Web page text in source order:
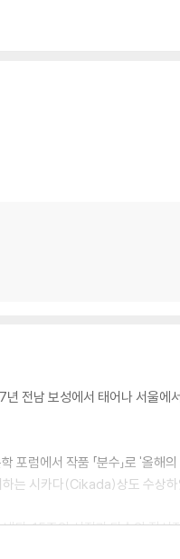
전남 보성에서 태어나 서울에
럼에서 작품 「분수」로 '올해
는 시카다(Cikada)상도 수상하
다. 15종의 시집과 다수의 장시
문학 행사에 수차례 초청되었다.